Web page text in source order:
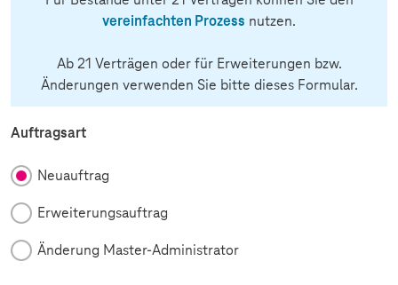
vereinfachten Prozess nutzen.
Ab 21 Verträgen oder für Erweiterungen bzw.
Änderungen verwenden Sie bitte dieses Formular.
Auftragsart
Neuauftrag
Erweiterungsauftrag
Änderung Master-Administrator